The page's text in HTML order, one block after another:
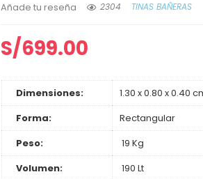
Añade tu reseña 2304 TINAS BAÑERAS
S/699.00
Dimensiones:
1.30 x 0.80 x 0.40
Forma:
Rectangular
Peso:
19 Kg
Volumen:
190 Lt